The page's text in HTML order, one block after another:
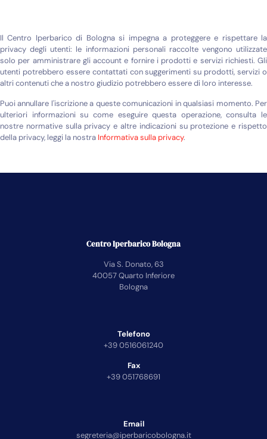
Il Centro Iperbarico di Bologna si impegna a proteggere e rispettare la
privacy degli utenti: le informazioni personali raccolte vengono utilizzate
solo per amministrare gli account e fornire i prodotti e servizi richiesti. Gli
utenti potrebbero essere contattati con suggerimenti su prodotti, servizi o
altri contenuti che a nostro giudizio potrebbero essere di loro interesse.
Puoi annullare l'iscrizione a queste comunicazioni in qualsiasi momento. Per
ulteriori informazioni su come eseguire questa operazione, consulta le
nostre normative sulla privacy e altre indicazioni su protezione e rispetto
della privacy, leggi la nostra Informativa sulla privacy.
Centro Iperbarico Bologna
Via S. Donato, 63
40057 Quarto Inferiore
Bologna
Telefono
+39 0516061240
Fax
+39 051768691
Email
segreteria@iperbaricobologna.it